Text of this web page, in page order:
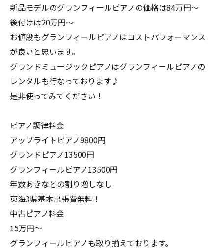
新品モデルのグランフィールピアノの価格は84万円〜
後付けは20万円〜
お値段もグランフィールピアノはコストパフォーマンス
が良いと思います。
グランドミュージックピアノはグランフィールピアノの
レンタルも行なっております♪
是非使ってみてください！
ピアノ調律料金
アップライトピアノ9800円
グランドピアノ13500円
グランフィールピアノ13500円
年数あきなどの割り増しなし
東海3県基本出張費無料！
中古ピアノ料金
15万円〜
グランフィールピアノも取り揃えております。